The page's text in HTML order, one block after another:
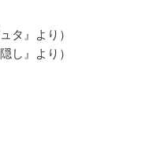
タ』より）
し』より）